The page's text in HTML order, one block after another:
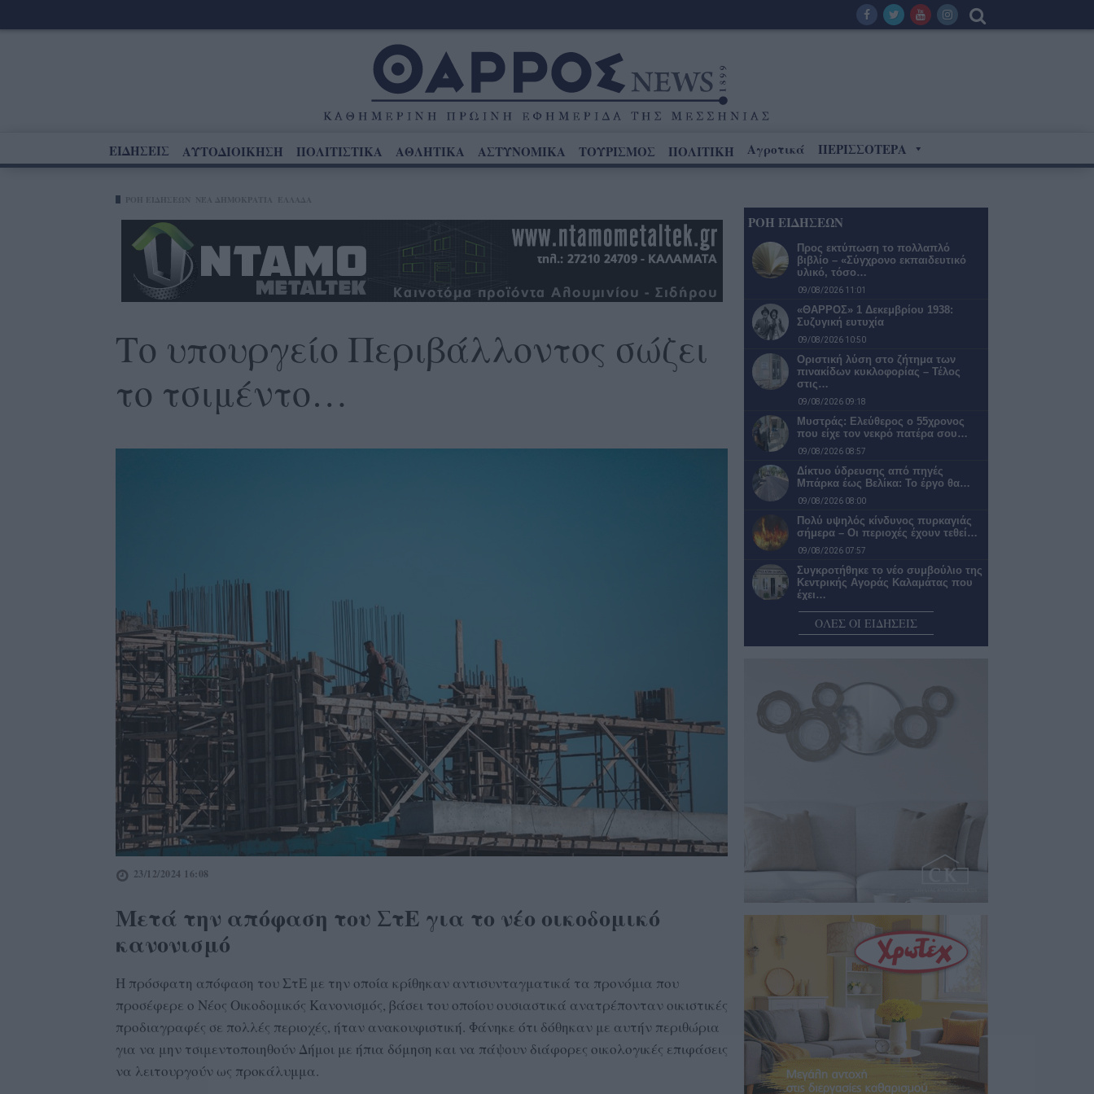
ΕΙΔΗΣΕΙΣ ΑΥΤΟΔΙΟΙΚΗΣΗ ΠΟΛΙΤΙΣΤΙΚΑ ΑΘΛΗΤΙΚΑ ΑΣΤΥΝΟΜΙΚΑ ΤΟΥΡΙΣΜΟΣ ΠΟΛΙΤΙΚΗ Αγροτικά ΠΕΡΙΣΣΟΤΕΡΑ
Το υπουργείο Περιβάλλοντος σώζει
το τσιμέντο…
23/12/2024 16:08
Μετά την απόφαση του ΣτΕ για το νέο οικοδομικό
κανονισμό
Η πρόσφατη απόφαση του ΣτΕ με την οποία κρίθηκαν αντισυνταγματικά τα προνόμια που
προσέφερε ο Νέος Οικοδομικός Κανονισμός, βάσει του οποίου ουσιαστικά ανατρέπονταν οικιστικές
προδιαγραφές σε πολλές περιοχές, ήταν ανακουφιστική. Φάνηκε ότι δόθηκαν με αυτήν περιθώρια
για να μην τσιμεντοποιηθούν Δήμοι με ήπια δόμηση και να πάψουν διάφορες οικολογικές επιφάσεις
να λειτουργούν ως προκάλυμμα.
ΡΟΗ ΕΙΔΗΣΕΩΝ
Προς εκτύπωση το πολλαπλό
βιβλίο – «Σύγχρονο εκπαιδευτικό
υλικό, τόσο…
09/08/2026 11:01
«ΘΑΡΡΟΣ» 1 Δεκεμβρίου 1938:
Συζυγική ευτυχία
09/08/2026 10:50
Οριστική λύση στο ζήτημα των
πινακίδων κυκλοφορίας – Τέλος
στις…
09/08/2026 09:18
Μυστράς: Ελεύθερος ο 55χρονος
που είχε τον νεκρό πατέρα σου…
09/08/2026 08:57
Δίκτυο ύδρευσης από πηγές
Μπάρκα έως Βελίκα: Το έργο θα…
09/08/2026 08:00
Πολύ υψηλός κίνδυνος πυρκαγιάς
σήμερα – Οι περιοχές έχουν τεθεί…
09/08/2026 07:57
Συγκροτήθηκε το νέο συμβούλιο της
Κεντρικής Αγοράς Καλαμάτας που
έχει…
09/08/2026 07:38
Μπήκε σε ηλικία που βγάζει ζημιές
το Μέγαρο Χορού Καλαμάτας
Ο καιρός αύριο Κυριακή στην
Καλαμάτα
08/08/2026 20:06
ΟΛΕΣ ΟΙ ΕΙΔΗΣΕΙΣ